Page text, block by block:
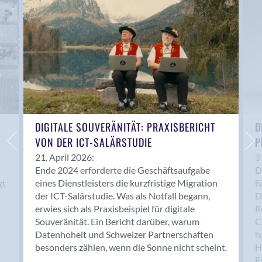
Anwil
Appenzell
Au SG
Baar
Baden
Balsthal
Balzers
Basel
Bassersdorf
Belp
Bendern
Benken (SG)
Bergdietikon
Berlin
Bern
Bern - Liebefeld
DIGITALE SOUVERÄNITÄT: PRAXISBERICHT
VON DER ICT-SALÄRSTUDIE
21. April 2026:
Ende 2024 erforderte die Geschäftsaufgabe
eines Dienstleisters die kurzfristige Migration
der ICT-Salärstudie. Was als Notfall begann,
erwies sich als Praxisbeispiel für digitale
Souveränität. Ein Bericht darüber, warum
Datenhoheit und Schweizer Partnerschaften
besonders zählen, wenn die Sonne nicht scheint.